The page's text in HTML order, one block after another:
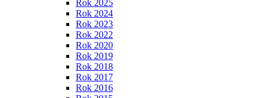
Rok 2025
Rok 2024
Rok 2023
Rok 2022
Rok 2020
Rok 2019
Rok 2018
Rok 2017
Rok 2016